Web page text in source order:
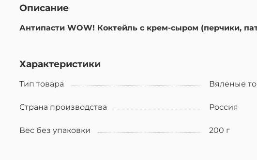
Описание
Антипасти WOW! Коктейль с крем-сыром (перчики,
Характеристики
Тип товара Вяленые
Страна производства Россия
Вес без упаковки 200 г